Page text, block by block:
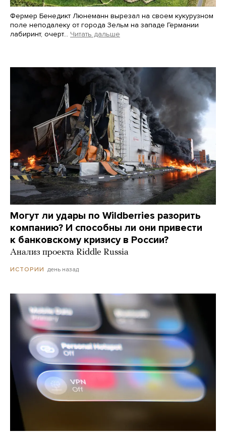
Фермер Бенедикт Люнеманн вырезал на своем кукурузном
поле неподалеку от города Зельм на западе Германии
лабиринт, очерт… Читать дальше
Могут ли удары по Wildberries разорить
компанию? И способны ли они привести
к банковскому кризису в России?
Анализ проекта Riddle Russia
ИСТОРИИ день назад